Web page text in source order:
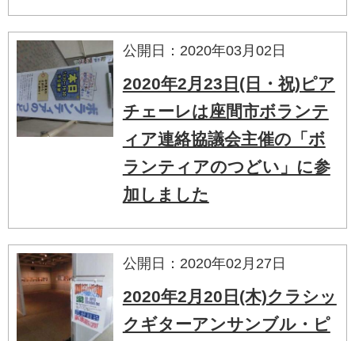
公開日：2020年03月02日
2020年2月23日(日・祝)ピア
チェーレは座間市ボランテ
ィア連絡協議会主催の「ボ
ランティアのつどい」に参
加しました
公開日：2020年02月27日
2020年2月20日(木)クラシッ
クギターアンサンブル・ピ